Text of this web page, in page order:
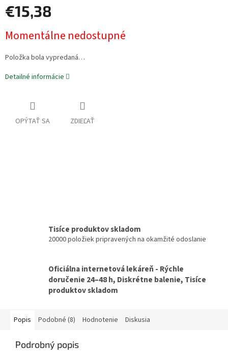
€15,38
cena:
Momentálne nedostupné
Položka bola vypredaná…
Detailné informácie
OPÝTAŤ SA ZDIEĽAŤ
Tisíce produktov skladom
20000 položiek pripravených na okamžité odoslanie
Oficiálna internetová lekáreň - Rýchle
doručenie 24–48 h, Diskrétne balenie, Tisíce
produktov skladom
Popis Podobné (8) Hodnotenie Diskusia
Podrobný popis